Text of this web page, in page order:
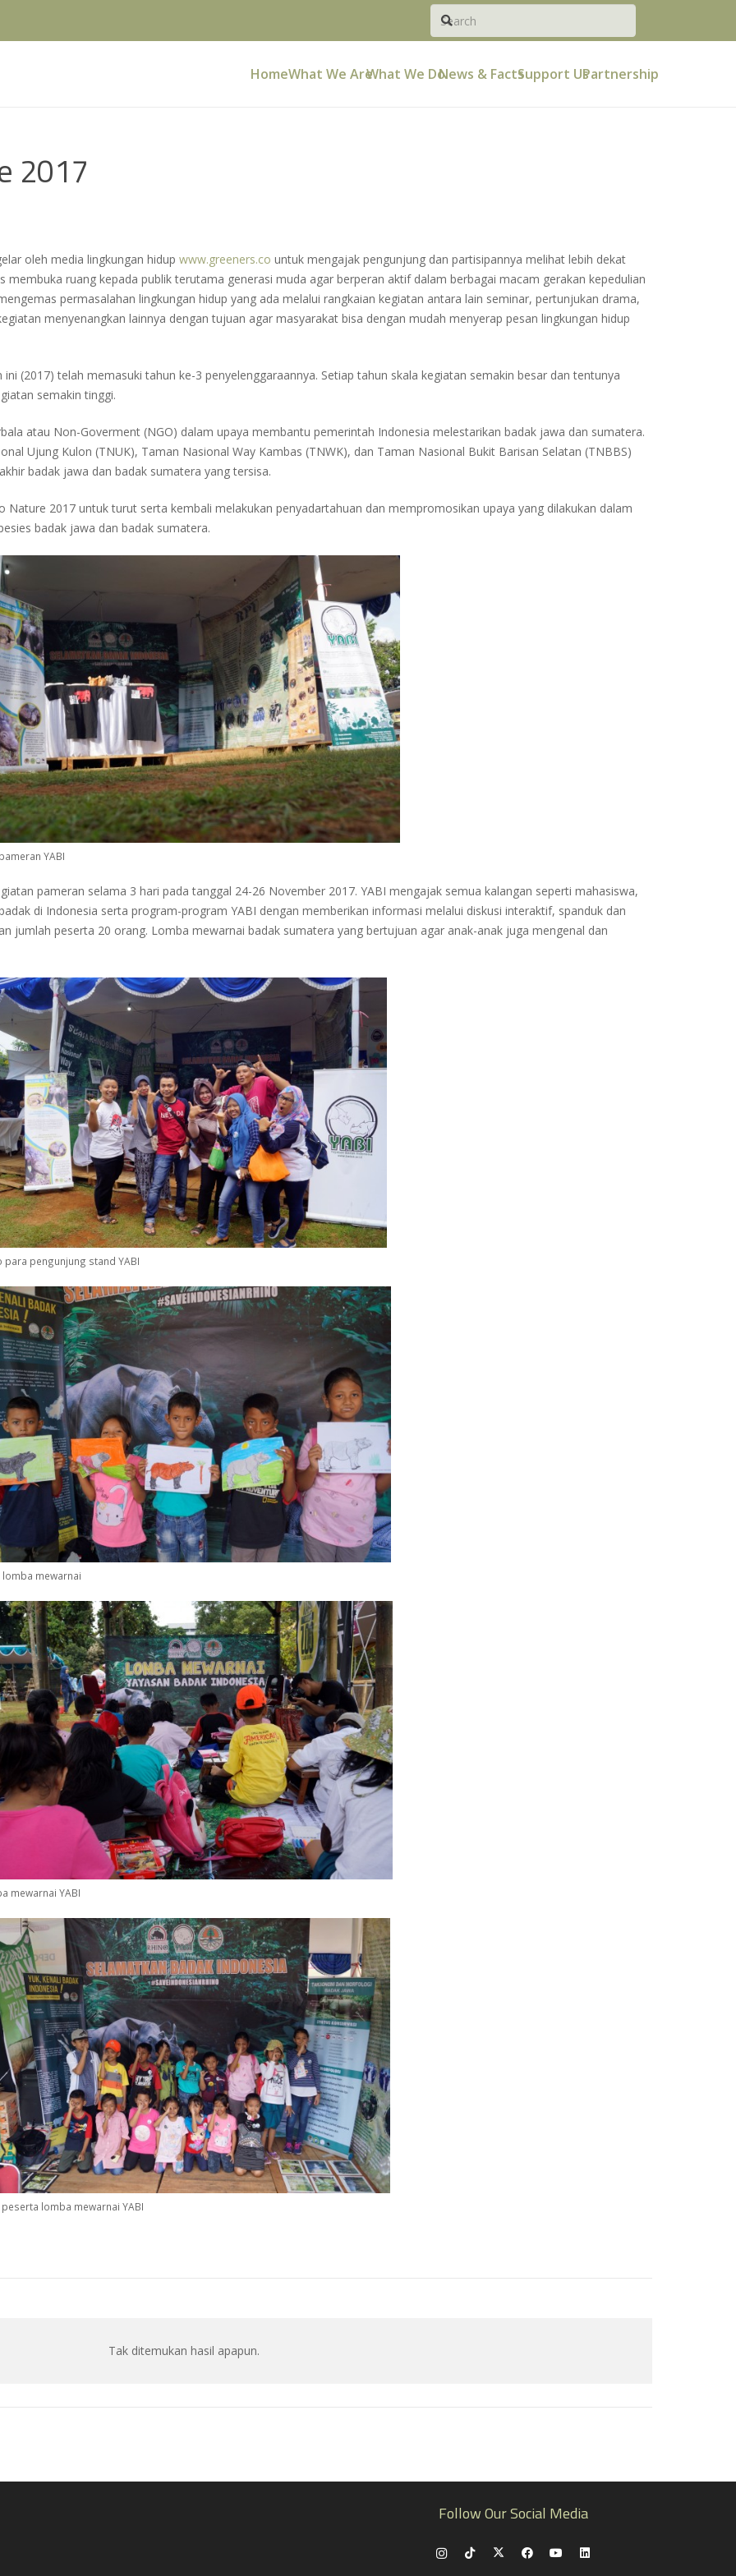
HomeWhat We AreWhat We DoNews & FactsSupport UsPartnership
2017
oleh media lingkungan hidup www.greeners.co untuk mengajak pengunjung dan partisipannya melihat lebih dekat
membuka ruang kepada publik terutama generasi muda agar berperan aktif dalam berbagai macam gerakan kepedulian
permasalahan lingkungan hidup yang ada melalui rangkaian kegiatan antara lain seminar, pertunjukan drama,
menyenangkan lainnya dengan tujuan agar masyarakat bisa dengan mudah menyerap pesan lingkungan hidup
(2017) telah memasuki tahun ke-3 penyelenggaraannya. Setiap tahun skala kegiatan semakin besar dan tentunya
semakin tinggi.
atau Non-Goverment (NGO) dalam upaya membantu pemerintah Indonesia melestarikan badak jawa dan sumatera.
Ujung Kulon (TNUK), Taman Nasional Way Kambas (TNWK), dan Taman Nasional Bukit Barisan Selatan (TNBBS)
badak jawa dan badak sumatera yang tersisa.
Nature 2017 untuk turut serta kembali melakukan penyadartahuan dan mempromosikan upaya yang dilakukan dalam
badak jawa dan badak sumatera.
YABI
pameran selama 3 hari pada tanggal 24-26 November 2017. YABI mengajak semua kalangan seperti mahasiswa,
di Indonesia serta program-program YABI dengan memberikan informasi melalui diskusi interaktif, spanduk dan
jumlah peserta 20 orang. Lomba mewarnai badak sumatera yang bertujuan agar anak-anak juga mengenal dan
para pengunjung stand YABI
lomba mewarnai
mewarnai YABI
peserta lomba mewarnai YABI
Tak ditemukan hasil apapun.
Follow Our Social Media